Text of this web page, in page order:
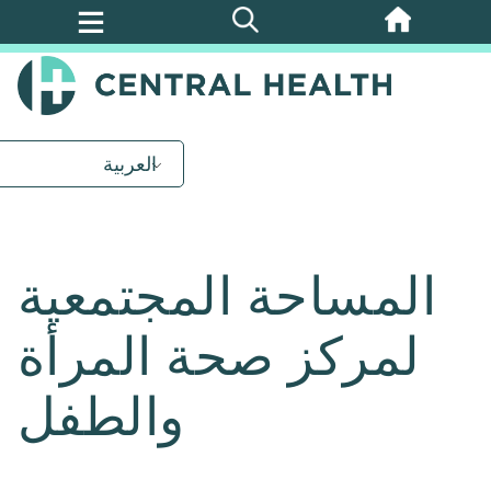
تخطي
العربية
المساحة المجتمعية
لمركز صحة المرأة
والطفل